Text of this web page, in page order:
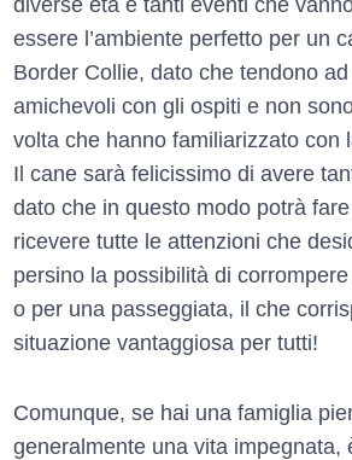
essere l’ambiente perfetto per un
Border Collie, dato che tendono
amichevoli con gli ospiti e non
volta che hanno familiarizzato con
Il cane sarà felicissimo di avere
dato che in questo modo potrà
ricevere tutte le attenzioni che
persino la possibilità di
o per una passeggiata, il che
situazione vantaggiosa per tutti!
Comunque, se hai una famiglia
generalmente una vita impegnata,